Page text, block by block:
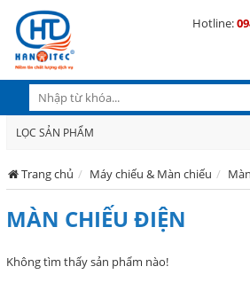
Hotline:
LỌC SẢN PHẨM
Trang chủ Máy chiếu & Màn chiếu
MÀN CHIẾU ĐIỆN
Không tìm thấy sản phẩm nào!